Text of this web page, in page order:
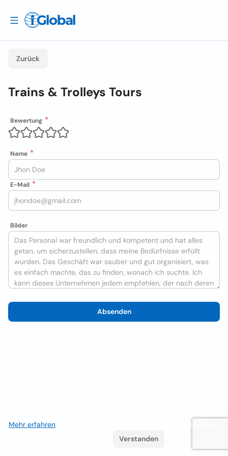
Zurück
Trains & Trolleys Tours
Bewertung
Name
E-Mail
Bilder
Absenden
Mehr erfahren . Wenn Sie weiterhin surfen, akzeptieren Sie deren
Verstanden